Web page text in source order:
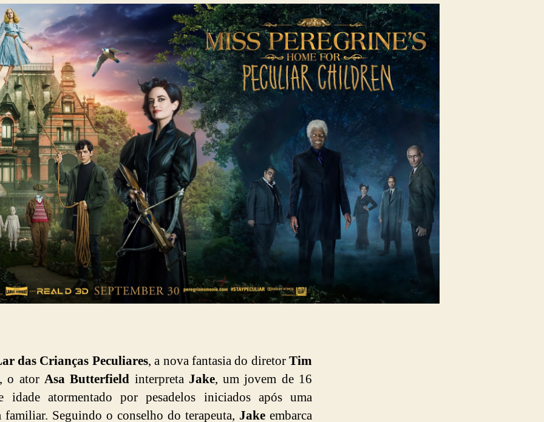
das Crianças Peculiares, a nova fantasia do diretorTim
, o ator Asa Butterfield interpreta Jake, um jovem de 16
idade atormentado por pesadelos iniciados após uma
familiar. Seguindo o conselho do terapeuta, Jake embarca